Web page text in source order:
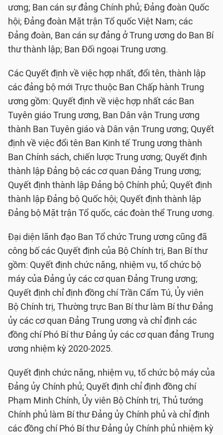
ương; Ban cán sự đảng Chính phủ; Đảng đoàn Quốc
hội; Đảng đoàn Mặt trận Tổ quốc Việt Nam; các
Đảng đoàn, Ban cán sự đảng ở Trung ương do Ban Bí
thư thành lập; Ban Đối ngoại Trung ương.
Các Quyết định về việc hợp nhất, đổi tên, thành lập
các đảng bộ mới Trực thuộc Ban Chấp hành Trung
ương gồm: Quyết định về việc hợp nhất các Ban
Tuyên giáo Trung ương, Ban Dân vận Trung ương
thành Ban Tuyên giáo và Dân vận Trung ương; Quyết
định về việc đổi tên Ban Kinh tế Trung ương thành
Ban Chính sách, chiến lược Trung ương; Quyết định
thành lập Đảng bộ các cơ quan Đảng Trung ương;
Quyết định thành lập Đảng bộ Chính phủ; Quyết định
thành lập Đảng bộ Quốc hội; Quyết định thành lập
Đảng bộ Mặt trận Tổ quốc, các đoàn thể Trung ương.
Đại diện lãnh đạo Ban Tổ chức Trung ương cũng đã
công bố các Quyết định của Bộ Chính trị, Ban Bí thư
gồm: Quyết định chức năng, nhiệm vụ, tổ chức bộ
máy của Đảng ủy các cơ quan Đảng Trung ương;
Quyết định chỉ định đồng chí Trần Cẩm Tú, Ủy viên
Bộ Chính trị, Thường trực Ban Bí thư làm Bí thư Đảng
ủy các cơ quan Đảng Trung ương và chỉ định các
đồng chí Phó Bí thư Đảng ủy các cơ quan đảng Trung
ương nhiệm kỳ 2020-2025.
Quyết định chức năng, nhiệm vụ, tổ chức bộ máy của
Đảng ủy Chính phủ; Quyết định chỉ định đồng chí
Phạm Minh Chính, Ủy viên Bộ Chính trị, Thủ tướng
Chính phủ làm Bí thư Đảng ủy Chính phủ và chỉ định
các đồng chí Phó Bí thư Đảng ủy Chính phủ nhiệm kỳ